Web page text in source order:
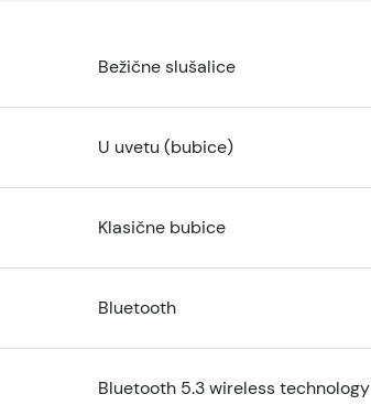
Bežične slušalice
U uvetu (bubice)
Klasične bubice
Bluetooth
Bluetooth 5.3 wireless technology